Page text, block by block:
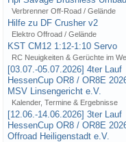
Verbrenner Off-Road / Gelände
Hilfe zu DF Crusher v2
Elektro Offroad / Gelände
KST CM12 1:12-1:10 Servo
RC Neuigkeiten & Gerüchte im
[03.07.-05.07.2026] 4ter Lauf
HessenCup OR8 / OR8E
MSV Linsengericht e.V.
Kalender, Termine & Ergebnisse
[12.06.-14.06.2026] 3ter Lauf
HessenCup OR8 / OR8E
Offroad Heiligenstadt e.V.